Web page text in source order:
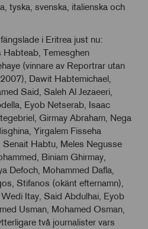
tyska, svenska, italienska och
i Eritrea just nu:
Temesghen
(vinnare av Reportrar utan
Dawit Habtemichael,
Said, Saleh Al Jezaeeri,
Eyob Netserab, Isaac
Girmay Abraham, Nega
Yirgalem Fisseha
Habtu, Meles Negusse
Biniam Ghirmay,
Defoch, Mohammed Dafla,
Stifanos (okänt efternamn),
Itay, Said Abdulhai, Eyob
Usman, Mohamed Osman,
två journalister vars